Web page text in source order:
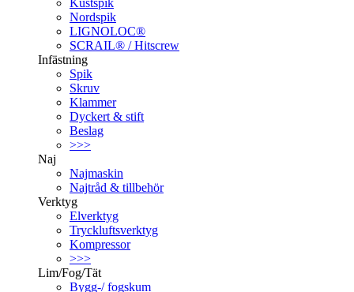
Kustspik
Nordspik
LIGNOLOC®
SCRAIL® / Hitscrew
Infästning
Spik
Skruv
Klammer
Dyckert & stift
Beslag
>>>
Naj
Najmaskin
Najtråd & tillbehör
Verktyg
Elverktyg
Tryckluftsverktyg
Kompressor
>>>
Lim/Fog/Tät
Bygg-/ fogskum